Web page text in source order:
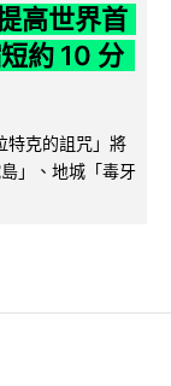
高世界首
約 10 分
特克的詛咒」將
」、地城「毒牙